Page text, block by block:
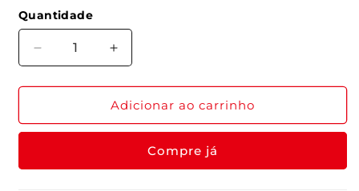
Quantidade
Quantidade
Diminuir
a
quantidade
Wine
Aumentar
a
quantidade
de
Wine
Adicionar ao carrinho
Compre já